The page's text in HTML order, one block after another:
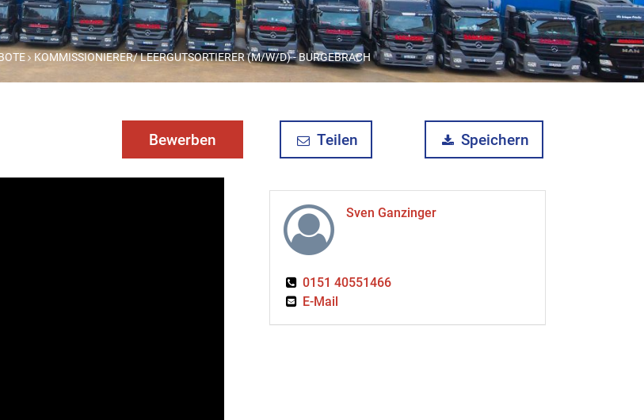
KOMMISSIONIERER/ LEERGUTSORTIERER (M/W/D) - BURGEBRACH
Bewerben Teilen Speichern
Sven Ganzinger
0151 40551466
E-Mail